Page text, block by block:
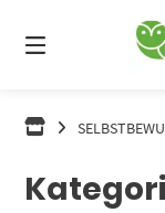
zum
Inhalt